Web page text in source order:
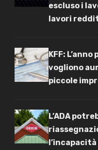
escluso i
lavori
KFF:
vogliono
piccole
L’ADA